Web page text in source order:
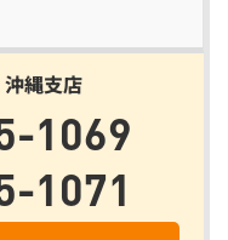
縄支店
1069
1071